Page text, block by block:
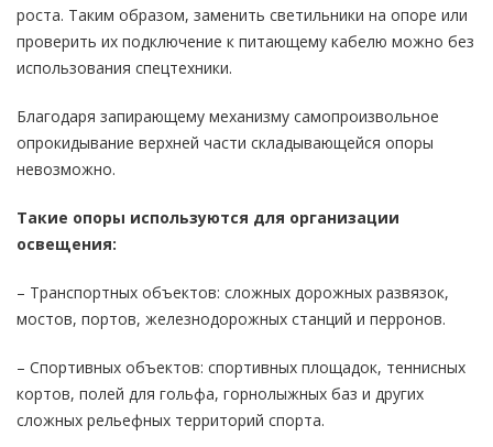
роста. Таким образом, заменить светильники на опоре или
проверить их подключение к питающему кабелю можно без
использования спецтехники.
Благодаря запирающему механизму самопроизвольное
опрокидывание верхней части складывающейся опоры
невозможно.
Такие опоры используются для организации
освещения:
– Транспортных объектов: сложных дорожных развязок,
мостов, портов, железнодорожных станций и перронов.
– Спортивных объектов: спортивных площадок, теннисных
кортов, полей для гольфа, горнолыжных баз и других
сложных рельефных территорий спорта.